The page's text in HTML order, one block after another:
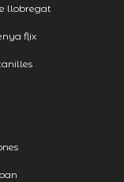
llobregat
flix